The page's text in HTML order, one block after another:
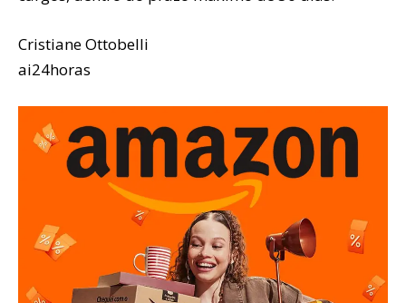
Cristiane Ottobelli
ai24horas